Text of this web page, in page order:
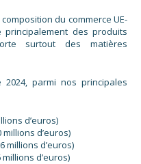
du commerce UE-
principalement des produits
surtout des matières
parmi nos principales
d’euros)
d’euros)
millions d’euros)
d’euros)